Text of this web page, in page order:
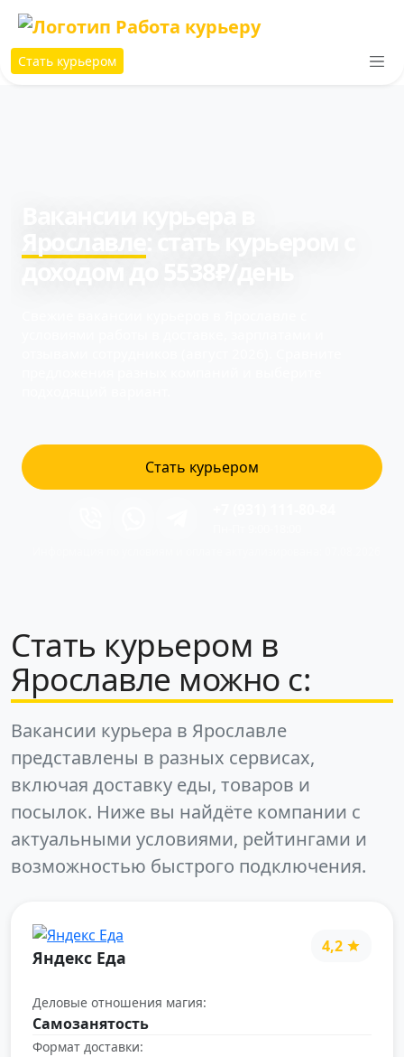
Стать курьером
Стать курьером
Стать курьером в
Ярославле можно с:
Вакансии курьера в Ярославле
представлены в разных сервисах,
включая доставку еды, товаров и
посылок. Ниже вы найдёте компании с
актуальными условиями, рейтингами и
возможностью быстрого подключения.
Яндекс Еда
4,2
Деловые отношения магия:
Самозанятость
Формат доставки: